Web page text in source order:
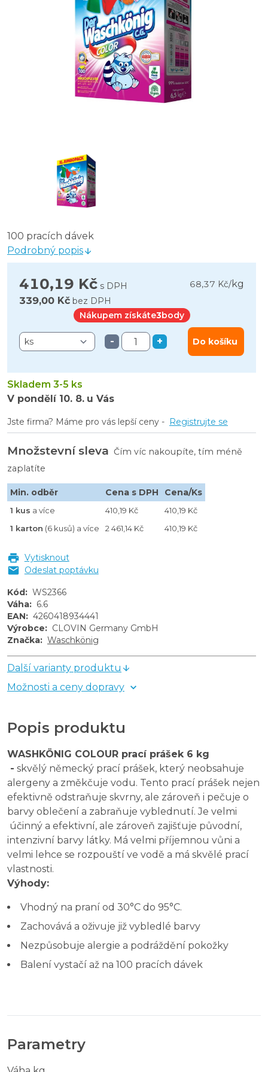
Dr.House prací prášek universal 9 kg
LANZA prací prášek se svěží vůní na bílé prádlo 5,85 kg
Bonux prací prášek na barevné prádlo 8,12 kg
TONGO prací prášek 9 kg
TRIM Univerzální prací prášek 9 kg
100 pracích dávek
Podrobný popis
410,19 Kč s DPH 68,37 Kč/kg
339,00 Kč bez DPH
Nákupem získáte3body
- + Do košíku
Skladem 3-5 ks
V pondělí 10. 8. u Vás
Jste firma? Máme pro vás lepší ceny - Registrujte se
Množstevní sleva Čím víc nakoupíte, tím méně
zaplatíte
Min. odběr Cena s DPH Cena/Ks
1 kus a více 410,19 Kč
410,19 Kč
1 karton (6 kusů) a více 2 461,14 Kč 410,19 Kč
Vytisknout
Odeslat poptávku
Kód: WS2366
Váha: 6.6
EAN: 4260418934441
Výrobce: CLOVIN Germany GmbH
Značka: Waschkönig
Další varianty produktu
Možnosti a ceny dopravy
Popis produktu
WASHKÖNIG COLOUR prací prášek 6 kg
- skvělý německý prací prášek, který neobsahuje
alergeny a změkčuje vodu. Tento prací prášek nejen
efektivně odstraňuje skvrny, ale zároveň i pečuje o
barvy oblečení a zabraňuje vyblednutí. Je velmi
účinný a efektivní, ale zároveň zajišťuje původní,
intenzivní barvy látky. Má velmi příjemnou vůni a
velmi lehce se rozpouští ve vodě a má skvělé prací
vlastnosti.
Výhody:
Vhodný na praní od 30°C do 95°C.
Zachovává a oživuje již vybledlé barvy
Nezpůsobuje alergie a podráždění pokožky
Balení vystačí až na 100 pracích dávek
Parametry